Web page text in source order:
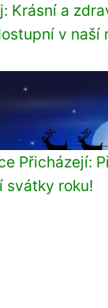
Krásní a
v naší
Přicházejí:
svátky roku!